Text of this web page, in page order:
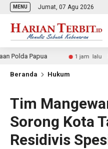
MENU Jumat, 07 Agu 2026
1 jam lalu
Beranda Hukum
Tim
Sorong Kota
Residivis